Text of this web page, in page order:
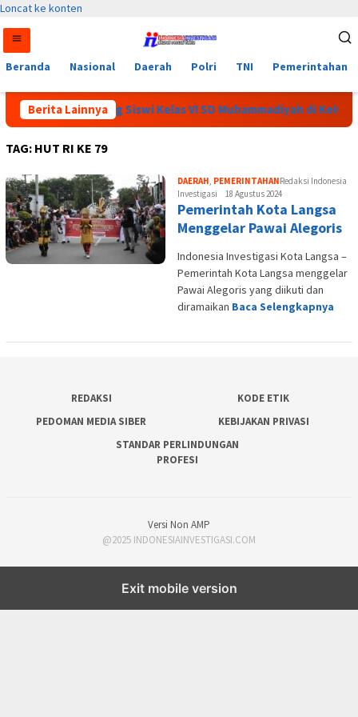
Loncat ke konten
Beranda Nasional Daerah Polri TNI Pemerintahan
Berita Lainnya
Seorang Siswi Kelas VI SD Muhammadiyah di
TAG: HUT RI KE 79
DAERAH, PEMERINTAHANRedaksi Indonesia
Investigasi
18 Agustus 2024
Pemerintah Kota Langsa
Menggelar Pawai Alegoris
Indonesia Investigasi Kota Langsa –
Pemerintah Kota Langsa menggelar
Pawai Alegoris yang diikuti dan
diramaikan Baca Selengkapnya
REDAKSI
KODE ETIK
PEDOMAN MEDIA SIBER
KEBIJAKAN PRIVASI
STANDAR PERLINDUNGAN
PROFESI
Versi Non AMP
@2025 INDONESIAINVESTIGASI.COM
Exit mobile version